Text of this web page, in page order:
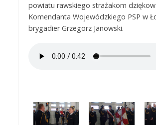
powiatu rawskiego strażakom
Komendanta Wojewódzkiego PSP w
brygadier Grzegorz Janowski.